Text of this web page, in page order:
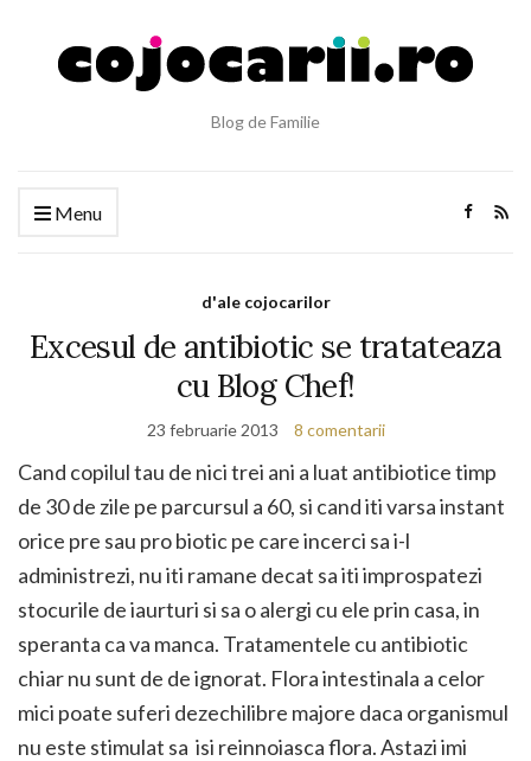
Blog de Familie
Menu
d'ale cojocarilor
Excesul de antibiotic se tratateaza
cu Blog Chef!
23 februarie 2013 8 comentarii
Cand copilul tau de nici trei ani a luat antibiotice timp
de 30 de zile pe parcursul a 60, si cand iti varsa instant
orice pre sau pro biotic pe care incerci sa i-l
administrezi, nu iti ramane decat sa iti improspatezi
stocurile de iaurturi si sa o alergi cu ele prin casa, in
speranta ca va manca. Tratamentele cu antibiotic
chiar nu sunt de de ignorat. Flora intestinala a celor
mici poate suferi dezechilibre majore daca organismul
nu este stimulat sa isi reinnoiasca flora. Astazi imi